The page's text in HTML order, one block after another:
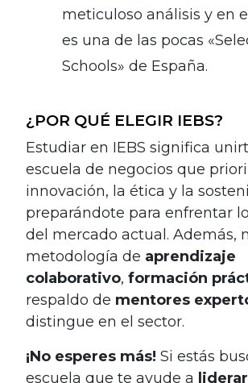
meticuloso análisis y en
es una de las pocas
Schools» de España.
¿POR QUÉ ELEGIR IEBS?
Estudiar en IEBS significa
escuela de negocios que
innovación, la ética y la
preparándote para enfrentar
del mercado actual. Además,
metodología de aprendizaje
colaborativo, formación
respaldo de mentores
distingue en el sector.
¡No esperes más! Si estás
escuela que te ayude a